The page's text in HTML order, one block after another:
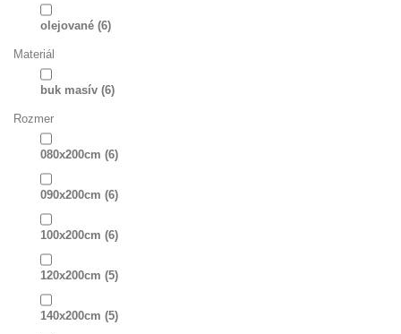
olejované (6)
Materiál
buk masív (6)
Rozmer
080x200cm (6)
090x200cm (6)
100x200cm (6)
120x200cm (5)
140x200cm (5)